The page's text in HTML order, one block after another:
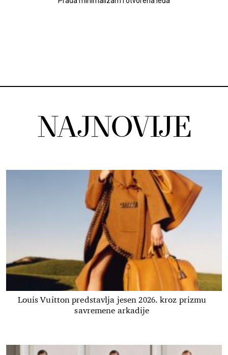
NAJNOVIJE
Louis Vuitton predstavlja jesen 2026. kroz prizmu
savremene arkadije